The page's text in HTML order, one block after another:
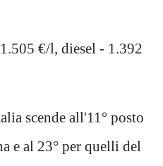
€/l, diesel - 1.392
scende all'11° posto
e al 23° per quelli del